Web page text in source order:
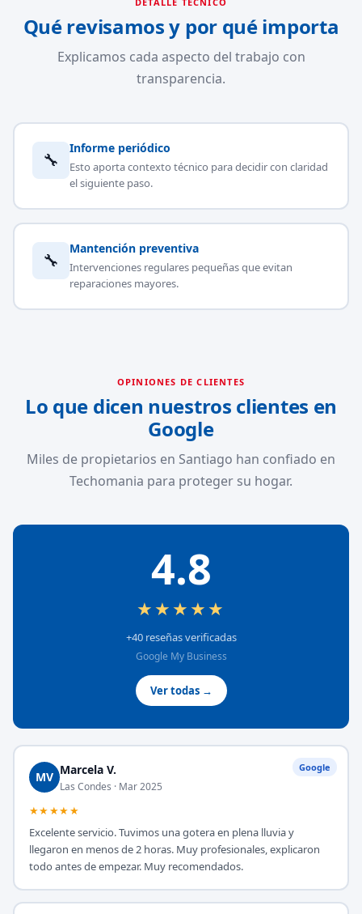
Qué revisamos y por qué importa
Explicamos cada aspecto del trabajo con
transparencia.
🔧
Informe periódico
Esto aporta contexto técnico para decidir con claridad
el siguiente paso.
🔧
Mantención preventiva
Intervenciones regulares pequeñas que evitan
reparaciones mayores.
OPINIONES DE CLIENTES
Lo que dicen nuestros clientes en
Google
Miles de propietarios en Santiago han confiado en
Techomania para proteger su hogar.
4.8
★★★★★
+40 reseñas verificadas
Google My Business
Ver todas →
Google
MV Marcela V.
Las Condes · Mar 2025
★★★★★
Excelente servicio. Tuvimos una gotera en plena lluvia y
llegaron en menos de 2 horas. Muy profesionales, explicaron
todo antes de empezar. Muy recomendados.